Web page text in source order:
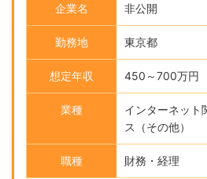
企業名 非公開
勤務地 東京都
想定年収 450～700万円
業種
インターネット
ス（その他）
職種 財務・経理